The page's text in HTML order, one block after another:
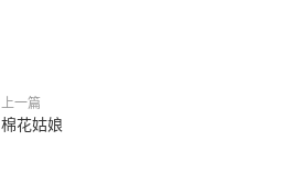
上一篇
棉花姑娘